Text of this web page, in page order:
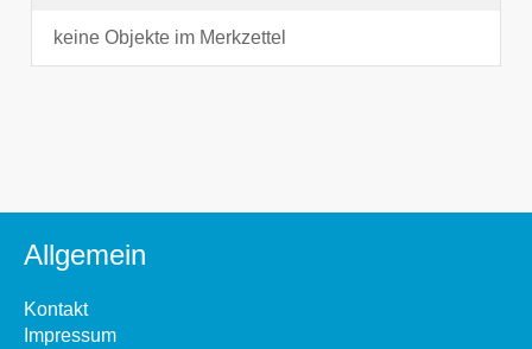
keine Objekte im Merkzettel
Allgemein
Kontakt
Impressum